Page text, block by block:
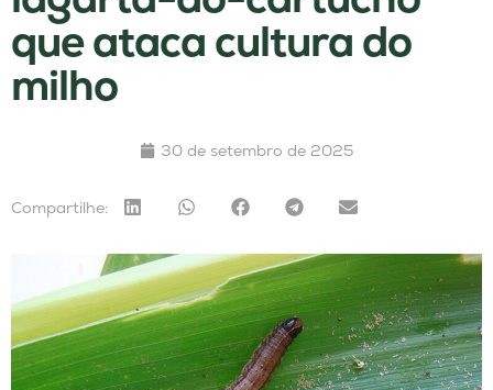
que ataca cultura do
milho
30 de setembro de 2025
Compartilhe: